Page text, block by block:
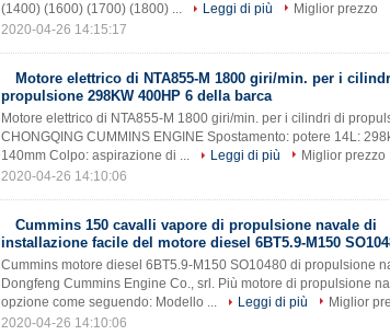
(1400) (1600) (1700) (1800) ...
Leggi di più
Miglior prezzo
2020-04-26 14:15:17
Motore elettrico di NTA855-M 1800 giri/min. per i
propulsione 298KW 400HP 6 della barca
Motore elettrico di NTA855-M 1800 giri/min. per i cilindri di
CHONGQING CUMMINS ENGINE Spostamento: potere 14L:
140mm Colpo: aspirazione di ...
Leggi di più
Miglior prezzo
2020-04-26 14:10:06
Cummins 150 cavalli vapore di propulsione navale di
installazione facile del motore diesel 6BT5.9-M150
Cummins motore diesel 6BT5.9-M150 SO10480 di propulsione
Dongfeng Cummins Engine Co., srl. Più motore di propulsione
opzione come seguendo: Modello ...
Leggi di più
Miglior
2020-04-26 14:10:06